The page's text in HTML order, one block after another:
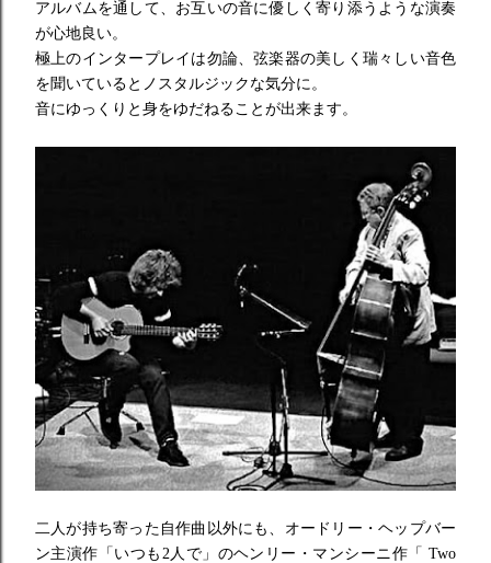
アルバムを通して、お互いの音に優しく寄り添うような演奏
が心地良い。
極上のインタープレイは勿論、弦楽器の美しく瑞々しい音色
を聞いていると ノスタルジックな気分に。
音にゆっくりと 身をゆだねることが出来ます。
二人が持ち寄った自作曲以外にも、 オードリー・ヘップバー
ン主演作「いつも2人で」のヘンリー・マンシーニ作「 Two